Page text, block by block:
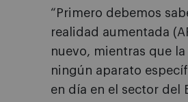
“Primero debemos
realidad aumentada
nuevo, mientras que
ningún aparato
en día en el sector del